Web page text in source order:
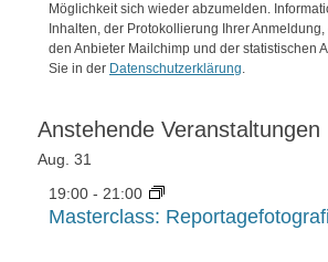
Möglichkeit sich wieder abzumelden.
Inhalten, der Protokollierung Ihrer
den Anbieter Mailchimp und der statistischen
Sie in der Datenschutzerklärung.
Anstehende Veranstaltungen
Aug. 31
19:00 - 21:00
Masterclass: